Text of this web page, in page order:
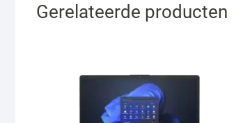
Gerelateerde producten